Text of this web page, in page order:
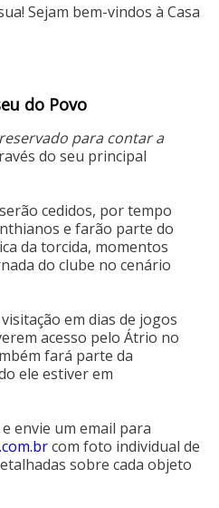
Sejam bem-vindos à Casa
do Povo
para contar a
do seu principal
cedidos, por tempo
e farão parte do
da torcida, momentos
do clube no cenário
em dias de jogos
acesso pelo Átrio no
fará parte da
ele estiver em
envie um email para
com foto individual de
sobre cada objeto